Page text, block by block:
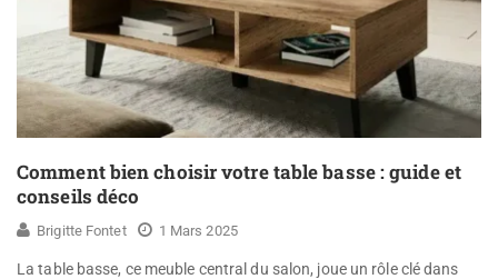
Comment bien choisir votre table basse : guide et
conseils déco
Brigitte Fontet 1 Mars 2025
La table basse, ce meuble central du salon, joue un rôle clé dans